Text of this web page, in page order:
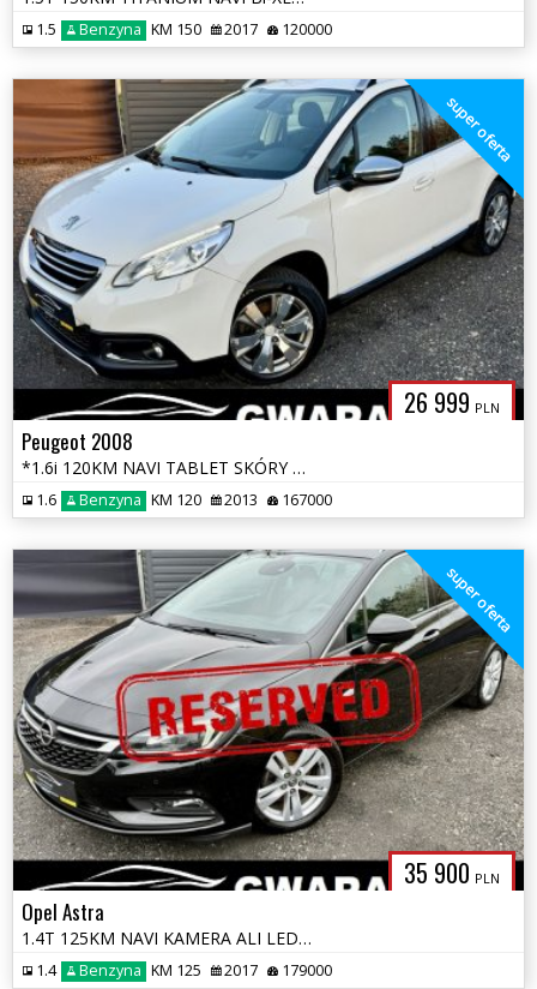
1.5 Benzyna KM 150 2017 120000
26 999 PLN
super oferta
Peugeot 2008
*1.6i 120KM NAVI TABLET SKÓRY KLIMATRONIK LED ALU PDC TEMPOMAT OPŁATY*
1.6 Benzyna KM 120 2013 167000
35 900 PLN
super oferta
Opel Astra
1.4T 125KM NAVI KAMERA ALI LED 2xPDC KLIMATRONIK Grz.FOTELE+KIEROWNICA
1.4 Benzyna KM 125 2017 179000